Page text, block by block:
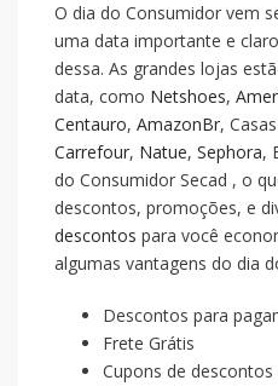
O dia do Consumidor vem
uma data importante e
dessa. As grandes lojas
data, como Netshoes,
Centauro, AmazonBr,
Carrefour, Natue, Sephora,
do Consumidor Secad , o
descontos, promoções, e
descontos para você
algumas vantagens do dia
Descontos para
Frete Grátis
Cupons de descontos